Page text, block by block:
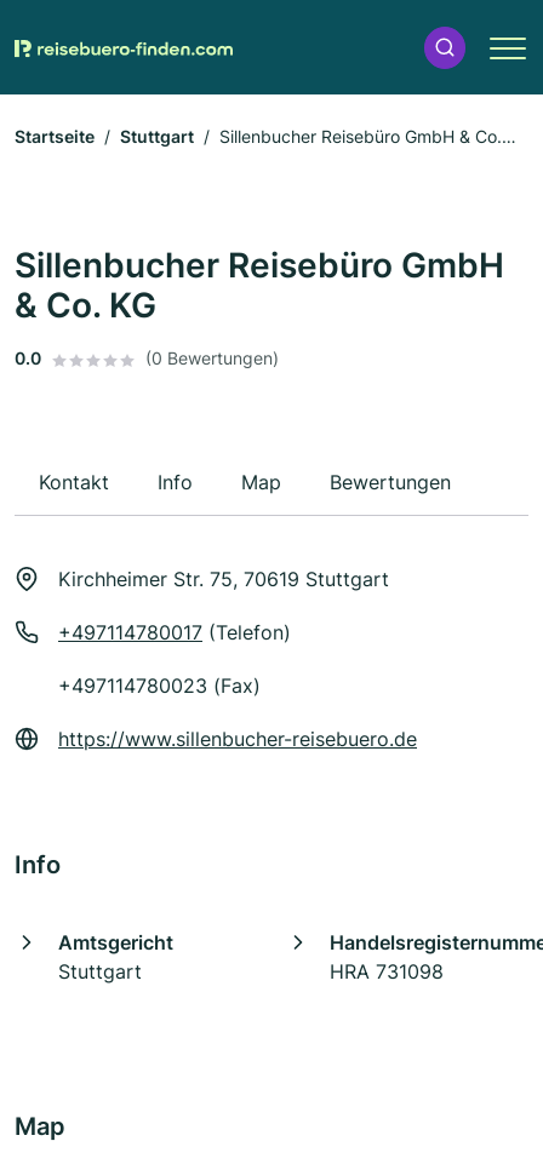
Startseite Stuttgart
Sillenbucher Reisebüro GmbH & Co.
Sillenbucher Reisebüro GmbH
& Co. KG
0.0 (0 Bewertungen)
Kontakt Info Map Bewertungen
Kirchheimer Str. 75, 70619 Stuttgart
+497114780017 (Telefon)
+497114780023 (Fax)
https://www.sillenbucher-reisebuero.de
Info
Amtsgericht
Stuttgart
HRA 731098
Map